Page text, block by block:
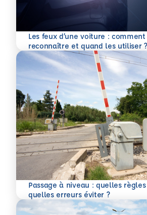
Les feux d’une voiture :
reconnaître et quand les utiliser ?
En savoir plus
Passage à niveau : quelles
quelles erreurs éviter ?
En savoir plus